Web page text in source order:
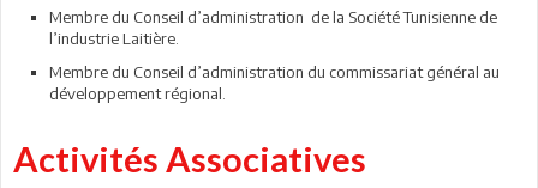
Membre du Conseil d’administration de la Société Tunisienne de
l’industrie Laitière.
Membre du Conseil d’administration du commissariat général au
développement régional.
Activités Associatives